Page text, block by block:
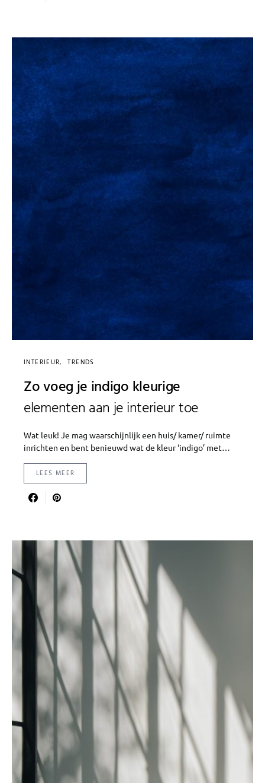
INTERIEUR TRENDS
Zo voeg je indigo kleurige
elementen aan je interieur toe
Wat leuk! Je mag waarschijnlijk een huis/ kamer/ ruimte
inrichten en bent benieuwd wat de kleur ‘indigo’ met…
LEES MEER